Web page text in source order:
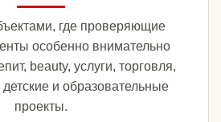
где проверяющие
особенно внимательно
beauty, услуги, торговля,
и образовательные
проекты.